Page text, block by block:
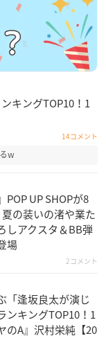
キングTOP10！1
14コメント
w
POP UP SHOPが8
の装いの渚や業た
しアクスタ＆BB弾
場
2コメント
「逢坂良太が演じ
ンキングTOP10！1
のA』沢村栄純【20